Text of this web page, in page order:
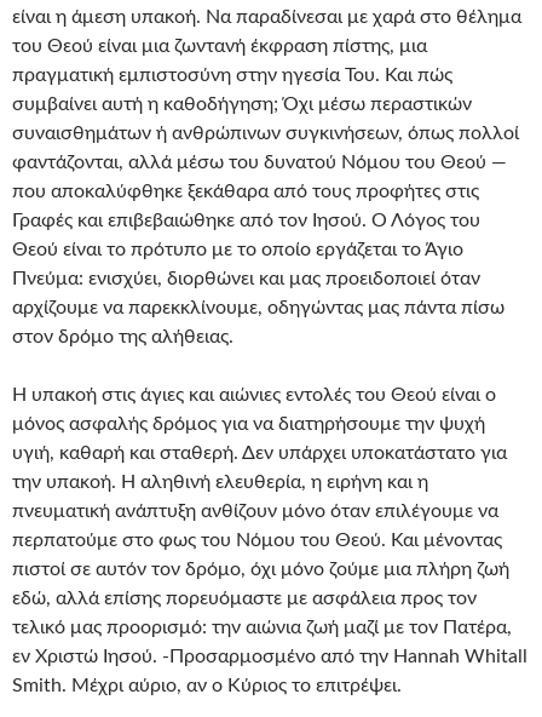
είναι η άμεση υπακοή. Να παραδίνεσαι με χαρά στο θέλημα
του Θεού είναι μια ζωντανή έκφραση πίστης, μια
πραγματική εμπιστοσύνη στην ηγεσία Του. Και πώς
συμβαίνει αυτή η καθοδήγηση; Όχι μέσω περαστικών
συναισθημάτων ή ανθρώπινων συγκινήσεων, όπως πολλοί
φαντάζονται, αλλά μέσω του δυνατού Νόμου του Θεού —
που αποκαλύφθηκε ξεκάθαρα από τους προφήτες στις
Γραφές και επιβεβαιώθηκε από τον Ιησού. Ο Λόγος του
Θεού είναι το πρότυπο με το οποίο εργάζεται το Άγιο
Πνεύμα: ενισχύει, διορθώνει και μας προειδοποιεί όταν
αρχίζουμε να παρεκκλίνουμε, οδηγώντας μας πάντα πίσω
στον δρόμο της αλήθειας.
Η υπακοή στις άγιες και αιώνιες εντολές του Θεού είναι ο
μόνος ασφαλής δρόμος για να διατηρήσουμε την ψυχή
υγιή, καθαρή και σταθερή. Δεν υπάρχει υποκατάστατο για
την υπακοή. Η αληθινή ελευθερία, η ειρήνη και η
πνευματική ανάπτυξη ανθίζουν μόνο όταν επιλέγουμε να
περπατούμε στο φως του Νόμου του Θεού. Και μένοντας
πιστοί σε αυτόν τον δρόμο, όχι μόνο ζούμε μια πλήρη ζωή
εδώ, αλλά επίσης πορευόμαστε με ασφάλεια προς τον
τελικό μας προορισμό: την αιώνια ζωή μαζί με τον Πατέρα,
εν Χριστώ Ιησού. -Προσαρμοσμένο από την Hannah Whitall
Smith. Μέχρι αύριο, αν ο Κύριος το επιτρέψει.